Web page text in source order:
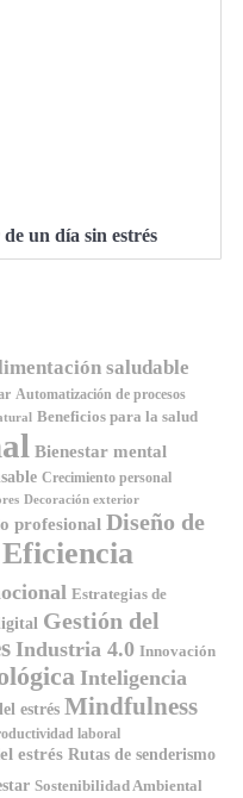
un día sin estrés
saludable
Automatización de procesos
Beneficios para la salud
Bienestar mental
Crecimiento personal
Decoración exterior
profesional Diseño de
Eficiencia
Estrategias de
Gestión del
Industria 4.0 Innovación
Inteligencia
estrés Mindfulness
laboral
estrés Rutas de senderismo
Sostenibilidad Ambiental